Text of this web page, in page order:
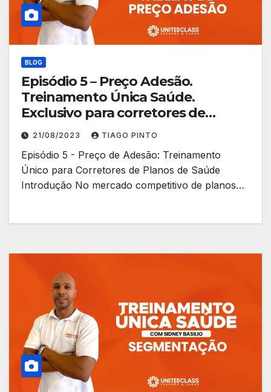
BLOG
Episódio 5 – Preço Adesão.
Treinamento Única Saúde.
Exclusivo para corretores de
planos de saúde.
21/08/2023 TIAGO PINTO
Episódio 5 - Preço de Adesão: Treinamento
Único para Corretores de Planos de Saúde
Introdução No mercado competitivo de planos…